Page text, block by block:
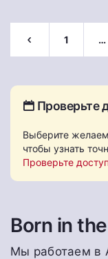
1 …
Проверьте
Выберите
чтобы узнать
Проверьте
Born in
Мы работаем в